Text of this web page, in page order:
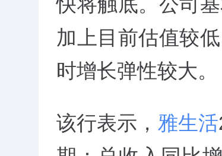
加上目前估值较
时增长弹性较大。
该行表示， 雅生活